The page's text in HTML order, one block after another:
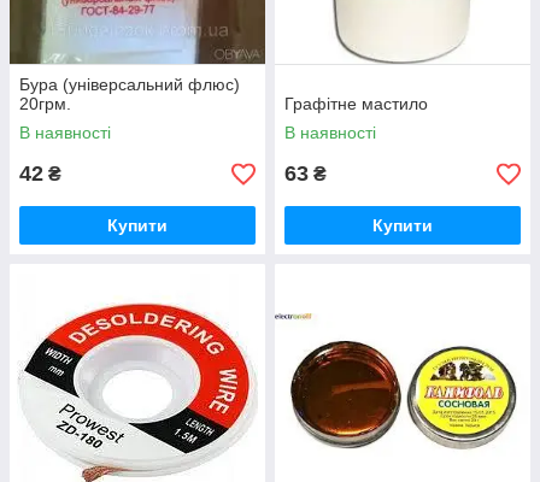
Бура (універсальний флюс)
20грм.
В наявності
42 ₴
Купити
Графітне мастило
В наявності
63 ₴
Купити